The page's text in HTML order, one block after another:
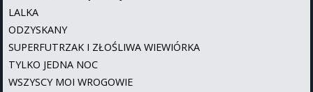
LALKA
ODZYSKANY
SUPERFUTRZAK I ZŁOŚLIWA WIEWIÓRKA
TYLKO JEDNA NOC
WSZYSCY MOI WROGOWIE